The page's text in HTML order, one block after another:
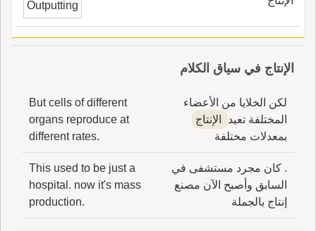
Outputting
الإنتاج في سياق الكلام
لكن الخلايا من الأعضاء
المختلفة تعيد
الإنتاج
بمعدلات مختلفة
But cells of different
organs reproduce at
different rates.
. كان مجرد مستشفى في
السابق وأصبح الآن مصنع
إنتاج بالجملة
This used to be just a
hospital. now it's mass
production.